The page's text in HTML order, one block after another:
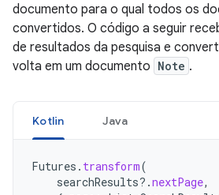
documento para o qual todos os
convertidos. O código a seguir
de resultados da pesquisa e
volta em um documento Note .
Kotlin Java
Futures . transform(
searchResults?.nextPage,